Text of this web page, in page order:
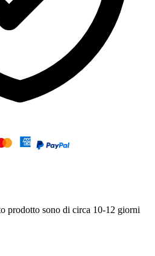
prodotto sono di circa 10-12 giorni